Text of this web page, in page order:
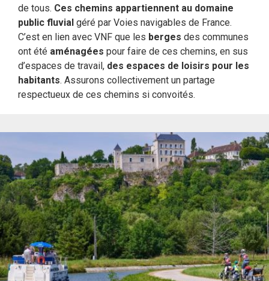
de tous. Ces chemins appartiennent au domaine
public fluvial géré par Voies navigables de France.
C’est en lien avec VNF que les berges des communes
ont été aménagées pour faire de ces chemins, en sus
d’espaces de travail, des espaces de loisirs pour les
habitants. Assurons collectivement un partage
respectueux de ces chemins si convoités.